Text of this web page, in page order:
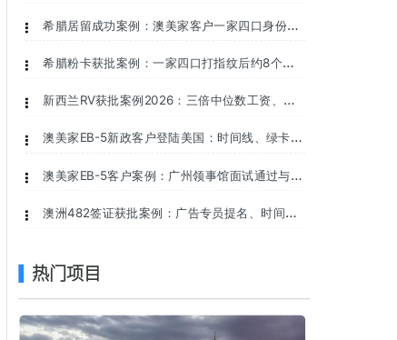
希腊居留成功案例：澳美家客户一家四口身份申
希腊粉卡获批案例：一家四口打指纹后约8个月
新西兰RV获批案例2026：三倍中位数工资、
澳美家EB-5新政客户登陆美国：时间线、绿卡与
澳美家EB-5客户案例：广州领事馆面试通过与准
澳洲482签证获批案例：广告专员提名、时间线
热门项目